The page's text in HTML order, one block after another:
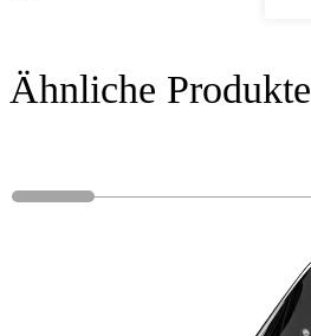
Ähnliche Produkte